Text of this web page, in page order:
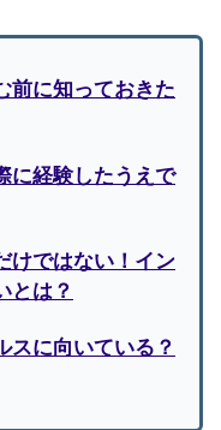
前に知っておきた
に経験したうえで
けではない！イン
とは？
スに向いている？